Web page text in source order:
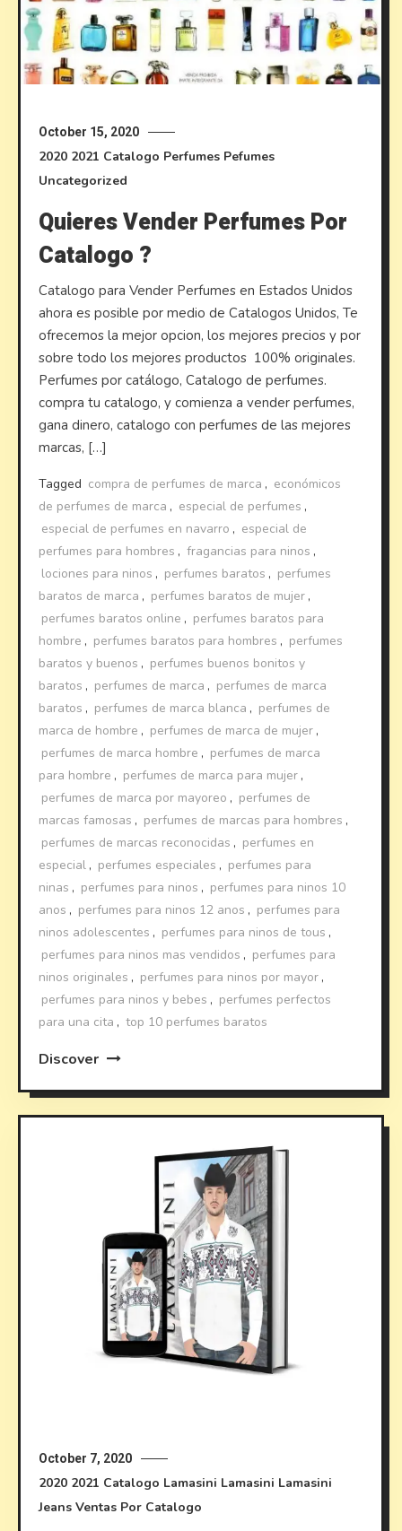
October 15, 2020
2020 2021 Catalogo Perfumes Pefumes
Uncategorized
Quieres Vender Perfumes Por
Catalogo ?
Catalogo para Vender Perfumes en Estados Unidos
ahora es posible por medio de Catalogos Unidos, Te
ofrecemos la mejor opcion, los mejores precios y por
sobre todo los mejores productos 100% originales.
Perfumes por catálogo, Catalogo de perfumes.
compra tu catalogo, y comienza a vender perfumes,
gana dinero, catalogo con perfumes de las mejores
marcas, […]
Tagged compra de perfumes de marca , económicos
de perfumes de marca , especial de perfumes ,
especial de perfumes en navarro , especial de
perfumes para hombres , fragancias para ninos ,
lociones para ninos , perfumes baratos , perfumes
baratos de marca , perfumes baratos de mujer ,
perfumes baratos online , perfumes baratos para
hombre , perfumes baratos para hombres , perfumes
baratos y buenos , perfumes buenos bonitos y
baratos , perfumes de marca , perfumes de marca
baratos , perfumes de marca blanca , perfumes de
marca de hombre , perfumes de marca de mujer ,
perfumes de marca hombre , perfumes de marca
para hombre , perfumes de marca para mujer ,
perfumes de marca por mayoreo , perfumes de
marcas famosas , perfumes de marcas para hombres ,
perfumes de marcas reconocidas , perfumes en
especial , perfumes especiales , perfumes para
ninas , perfumes para ninos , perfumes para ninos 10
anos , perfumes para ninos 12 anos , perfumes para
ninos adolescentes , perfumes para ninos de tous ,
perfumes para ninos mas vendidos , perfumes para
ninos originales , perfumes para ninos por mayor ,
perfumes para ninos y bebes , perfumes perfectos
para una cita , top 10 perfumes baratos
Discover
October 7, 2020
2020 2021 Catalogo Lamasini Lamasini Lamasini
Jeans Ventas Por Catalogo